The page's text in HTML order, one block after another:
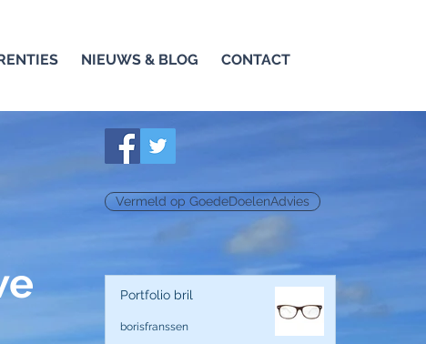
NIEUWS & BLOG CONTACT
Vermeld op GoedeDoelenAdvies
Portfolio bril
borisfranssen